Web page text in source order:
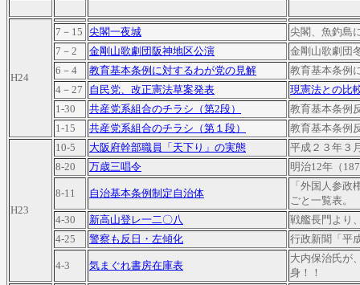
H24
7－15 尖閣一夜城
尖閣、魚釣島
7－2
金剛山歌劇団阪神地区公演
金剛山歌劇団
6－4
教育基本条例に対するわが党の見解
教育基本条例
4－27
自民党、改正憲法草案発表
現憲法との比
1-30
共産党系組合のチラシ（第2段）
教育基本条例
1-15
共産党系組合のチラシ（第１段） 教育基本条例
H23
10-5 大阪府幹部職員「天下り」の実態
平成２３年３
8-20
万歳三唱令 明治12年（
8-11 自治基本条例制定自治体
「外国人参
ごと一覧表。
4-30
新高山登レ一二〇八
戦艦長門より
4-25
警察も反日・左傾化 行政新聞「平
4-3 気まぐれ書房在庫表
大内保治氏が
身！！